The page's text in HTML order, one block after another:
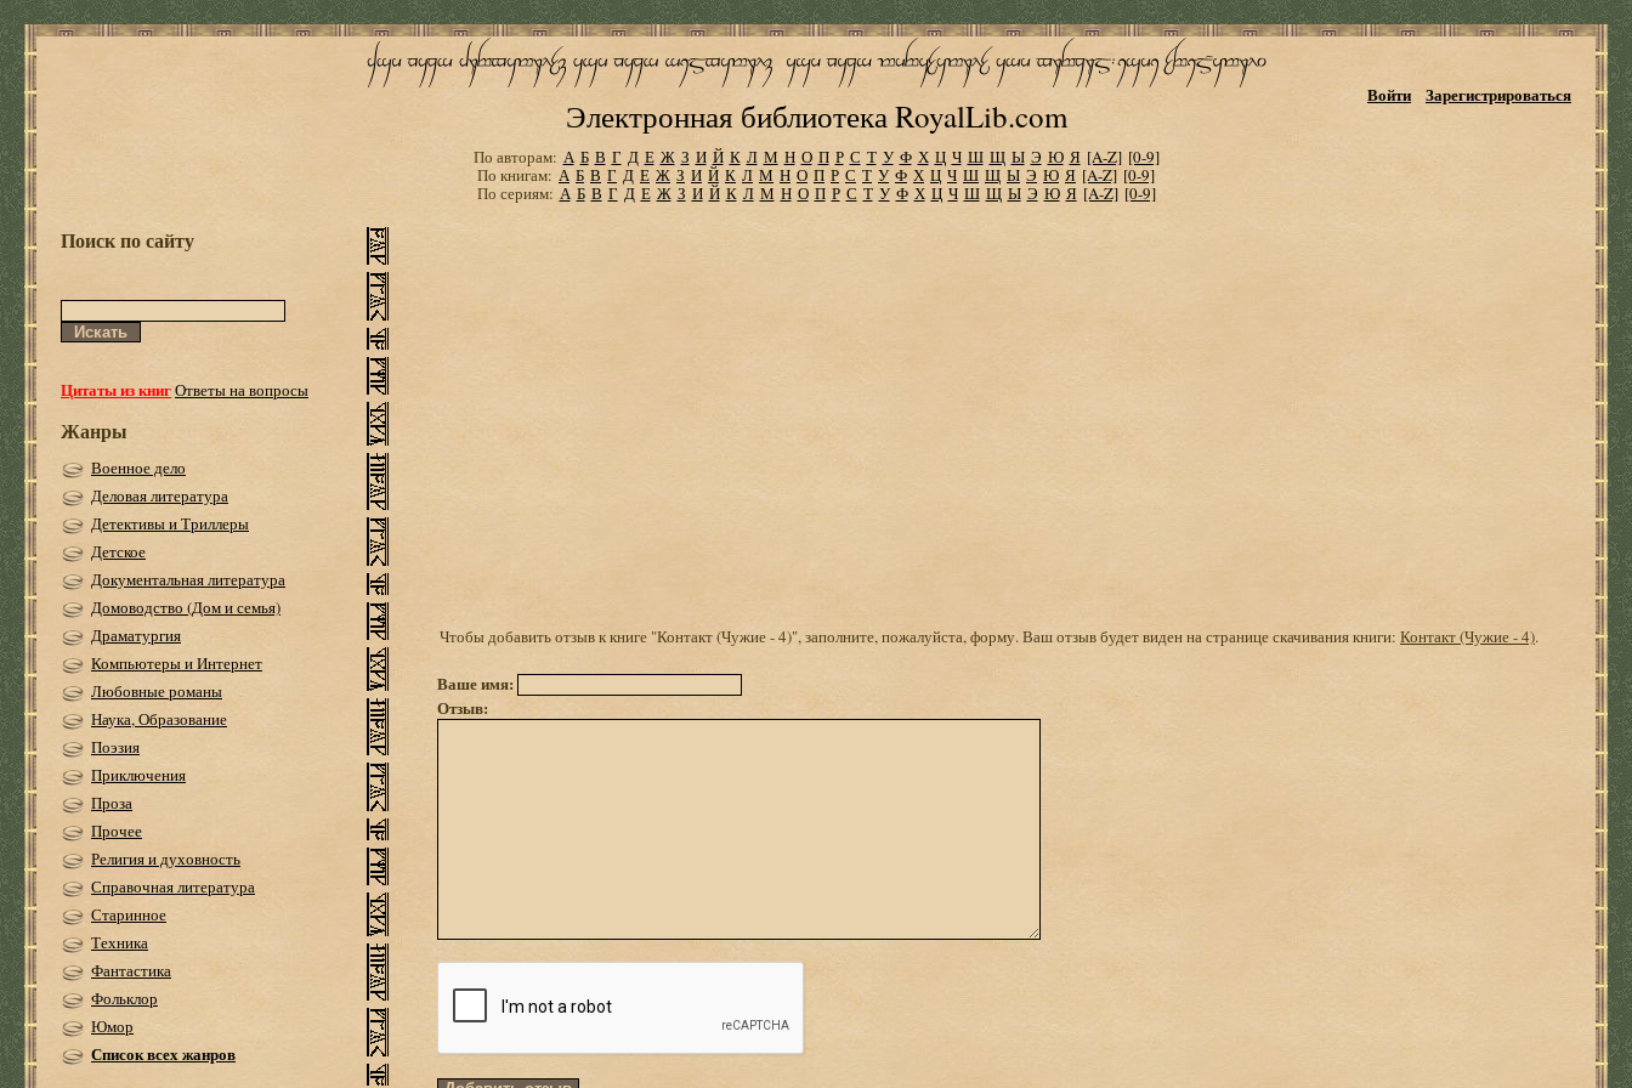
Электронная библиотека RoyalLib.com
Войти Зарегистрироваться
По авторам: А Б В Г Д Е Ж З И Й К Л М Н О П Р С Т У Ф Х Ц Ч Ш Щ Ы Э Ю Я [A-Z] [0-9]
По книгам: А Б В Г Д Е Ж З И Й К Л М Н О П Р С Т У Ф Х Ц Ч Ш Щ Ы Э Ю Я [A-Z] [0-9]
По сериям: А Б В Г Д Е Ж З И Й К Л М Н О П Р С Т У Ф Х Ц Ч Ш Щ Ы Э Ю Я [A-Z] [0-9]
Поиск по сайту
Цитаты из книгОтветы на вопросы
Жанры
Военное дело
Деловая литература
Детективы и Триллеры
Детское
Документальная литература
Домоводство (Дом и семья)
Драматургия
Компьютеры и Интернет
Любовные романы
Наука, Образование
Поэзия
Приключения
Проза
Прочее
Религия и духовность
Справочная литература
Старинное
Техника
Фантастика
Фольклор
Юмор
Список всех жанров
Чтобы добавить отзыв к книге "Контакт (Чужие - 4)", заполните, пожалуйста, форму. Ваш отзыв будет виден на странице скачивания книги: Контакт (Чужие - 4).
Ваше имя:
Отзыв: